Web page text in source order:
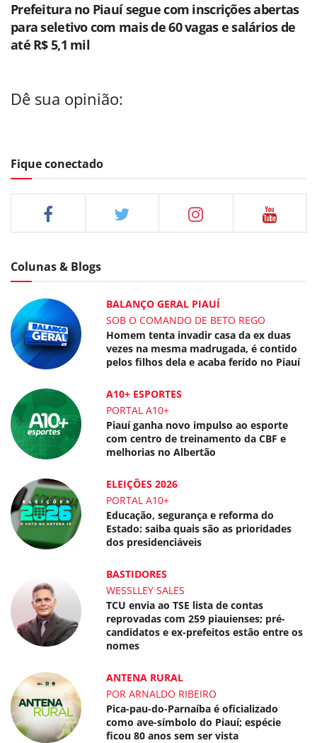
Prefeitura no Piauí segue com inscrições abertas
para seletivo com mais de 60 vagas e salários de
até R$ 5,1 mil
Dê sua opinião:
Fique conectado
Colunas & Blogs
BALANÇO GERAL PIAUÍ
SOB O COMANDO DE BETO REGO
Homem tenta invadir casa da ex duas
vezes na mesma madrugada, é contido
pelos filhos dela e acaba ferido no Piauí
A10+ ESPORTES
PORTAL A10+
Piauí ganha novo impulso ao esporte
com centro de treinamento da CBF e
melhorias no Albertão
ELEIÇÕES 2026
PORTAL A10+
Educação, segurança e reforma do
Estado: saiba quais são as prioridades
dos presidenciáveis
BASTIDORES
WESSLLEY SALES
TCU envia ao TSE lista de contas
reprovadas com 259 piauienses; pré-
candidatos e ex-prefeitos estão entre os
nomes
ANTENA RURAL
POR ARNALDO RIBEIRO
Pica-pau-do-Parnaíba é oficializado
como ave-símbolo do Piauí; espécie
ficou 80 anos sem ser vista